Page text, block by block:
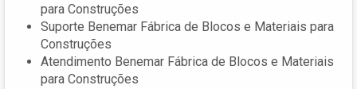
para Construções
Suporte Benemar Fábrica de Blocos e Materiais para
Construções
Atendimento Benemar Fábrica de Blocos e Materiais
para Construções